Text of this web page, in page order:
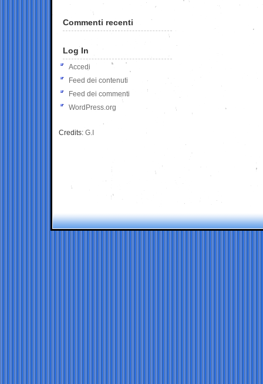
Commenti recenti
Log In
Accedi
Feed dei contenuti
Feed dei commenti
WordPress.org
Credits: G.I